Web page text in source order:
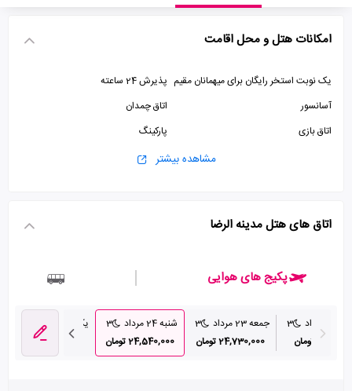
امکانات هتل و محل اقامت
یک نوبت استخر رایگان برای میهمانان مقیم پذیرش 24 ساعته
آسانسور
اتاق چمدان
اتاق بازی
پارکینگ
سالن بدنسازیمشاهده بیشتر
اتاق های هتل مدینه الرضا
پکیج های هوایی
3
تومان
جمعه 23 مرداد
3
24,730,000 تومان
شنبه 24 مرداد
3
24,540,000 تومان
یکشنبه 25 مرداد
25,530,000 تومان